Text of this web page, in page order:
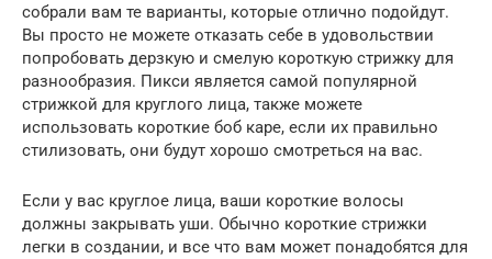
собрали вам те варианты, которые отлично подойдут.
Вы просто не можете отказать себе в удовольствии
попробовать дерзкую и смелую короткую стрижку для
разнообразия. Пикси является самой популярной
стрижкой для круглого лица, также можете
использовать короткие боб каре, если их правильно
стилизовать, они будут хорошо смотреться на вас.
Если у вас круглое лица, ваши короткие волосы
должны закрывать уши. Обычно короткие стрижки
легки в создании, и все что вам может понадобятся для